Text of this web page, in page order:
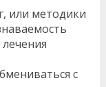
или методики
с